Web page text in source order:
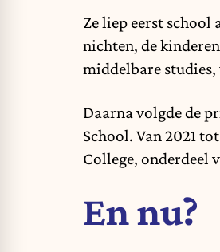
Ze liep eerst school
nichten, de
middelbare
Daarna volgde de
School. Van 2021
College, onderdeel
En nu?